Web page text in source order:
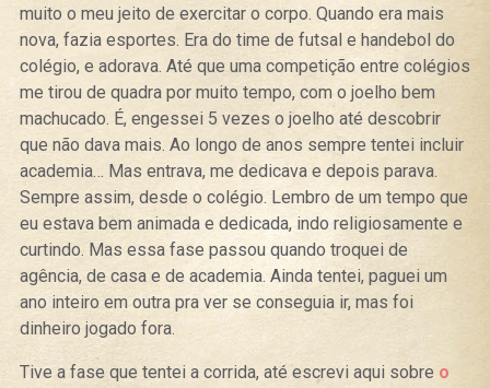
muito o meu jeito de exercitar o corpo. Quando era mais
nova, fazia esportes. Era do time de futsal e handebol do
colégio, e adorava. Até que uma competição entre colégios
me tirou de quadra por muito tempo, com o joelho bem
machucado. É, engessei 5 vezes o joelho até descobrir
que não dava mais. Ao longo de anos sempre tentei incluir
academia… Mas entrava, me dedicava e depois parava.
Sempre assim, desde o colégio. Lembro de um tempo que
eu estava bem animada e dedicada, indo religiosamente e
curtindo. Mas essa fase passou quando troquei de
agência, de casa e de academia. Ainda tentei, paguei um
ano inteiro em outra pra ver se conseguia ir, mas foi
dinheiro jogado fora.
Tive a fase que tentei a corrida, até escrevi aqui sobre o